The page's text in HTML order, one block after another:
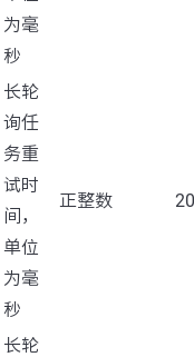
为毫
秒
长轮
询任
务重
试时
间，
单位
为毫
秒
正整数
长轮